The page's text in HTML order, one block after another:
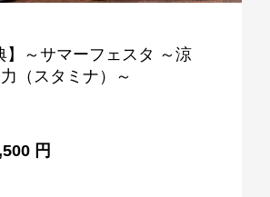
】～サマーフェスタ ～涼
（スタミナ）～
円